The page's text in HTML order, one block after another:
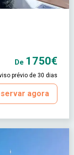
De 1750€
prévio de 30 dias
agora